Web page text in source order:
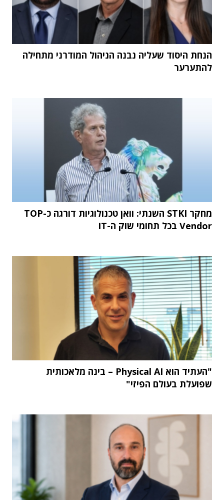
הנחת היסוד שעליה נבנה הניהול המודרני מתחילה
להתערער
מחקר STKI השנתי: וואן טכנולוגיות דורגה כ-TOP
Vendor בכל תחומי שוק ה-IT
"העתיד הוא Physical AI – בינה מלאכותית
שפועלת בעולם הפיזי"